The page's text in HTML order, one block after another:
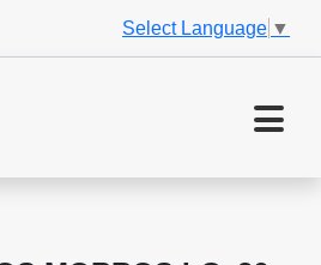
Select Language ▼